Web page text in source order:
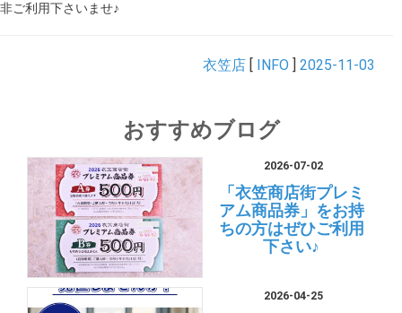
非ご利用下さいませ♪
衣笠店 INFO 2025-11-03
おすすめブログ
2026-07-02
「衣笠商店街プレミ
アム商品券」をお持
ちの方はぜひご利用
下さい♪
2026-04-25